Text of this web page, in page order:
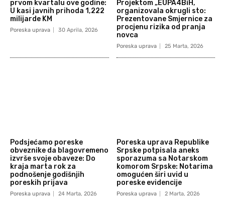
prvom kvartalu ove godine:
U kasi javnih prihoda 1,222
milijarde KM
Poreska uprava 30 Aprila, 2026
Projektom „EUPA4BiH,
organizovala okrugli sto:
Prezentovane Smjernice za
procjenu rizika od pranja
novca
Poreska uprava 25 Marta, 2026
Podsjećamo poreske
obveznike da blagovremeno
izvrše svoje obaveze: Do
kraja marta rok za
podnošenje godišnjih
poreskih prijava
Poreska uprava 24 Marta, 2026
Poreska uprava Republike
Srpske potpisala aneks
sporazuma sa Notarskom
komorom Srpske: Notarima
omogućen širi uvid u
poreske evidencije
Poreska uprava 2 Marta, 2026